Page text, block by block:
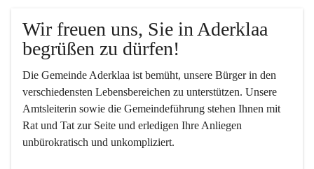
Wir freuen uns, Sie in Aderklaa
begrüßen zu dürfen!
Die Gemeinde Aderklaa ist bemüht, unsere Bürger in den
verschiedensten Lebensbereichen zu unterstützen. Unsere
Amtsleiterin sowie die Gemeindeführung stehen Ihnen mit
Rat und Tat zur Seite und erledigen Ihre Anliegen
unbürokratisch und unkompliziert.